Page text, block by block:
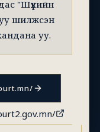
"Шүүхийн
шилжсэн
уу.